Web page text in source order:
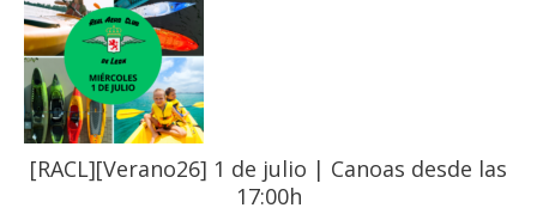
[RACL][Verano26] 1 de julio | Canoas desde las
17:00h